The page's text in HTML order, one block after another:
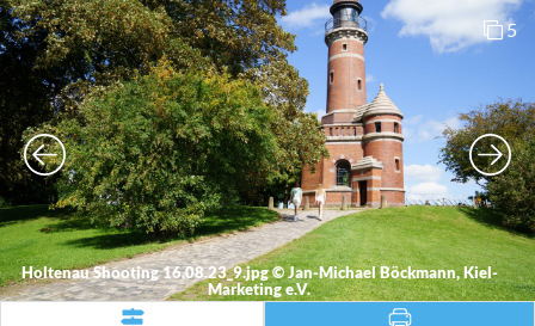
Holtenau Shooting 16.08.23_9.jpg©Jan-Michael Böckmann, Kiel-
Marketing e.V.
5